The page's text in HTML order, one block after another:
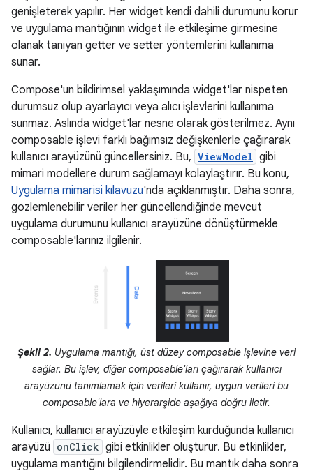
genişleterek yapılır. Her widget kendi dahili durumunu korur
ve uygulama mantığının widget ile etkileşime girmesine
olanak tanıyan getter ve setter yöntemlerini kullanıma
sunar.
Compose'un bildirimsel yaklaşımında widget'lar nispeten
durumsuz olup ayarlayıcı veya alıcı işlevlerini kullanıma
sunmaz. Aslında widget'lar nesne olarak gösterilmez. Aynı
composable işlevi farklı bağımsız değişkenlerle çağırarak
kullanıcı arayüzünü güncellersiniz. Bu, ViewModel gibi
mimari modellere durum sağlamayı kolaylaştırır. Bu konu,
Uygulama mimarisi kılavuzu'nda açıklanmıştır. Daha sonra,
gözlemlenebilir veriler her güncellendiğinde mevcut
uygulama durumunu kullanıcı arayüzüne dönüştürmekle
composable'larınız ilgilenir.
Şekil 2. Uygulama mantığı, üst düzey composable işlevine veri
sağlar. Bu işlev, diğer composable'ları çağırarak kullanıcı
arayüzünü tanımlamak için verileri kullanır, uygun verileri bu
composable'lara ve hiyerarşide aşağıya doğru iletir.
Kullanıcı, kullanıcı arayüzüyle etkileşim kurduğunda kullanıcı
arayüzü onClick gibi etkinlikler oluşturur. Bu etkinlikler,
uygulama mantığını bilgilendirmelidir. Bu mantık daha sonra